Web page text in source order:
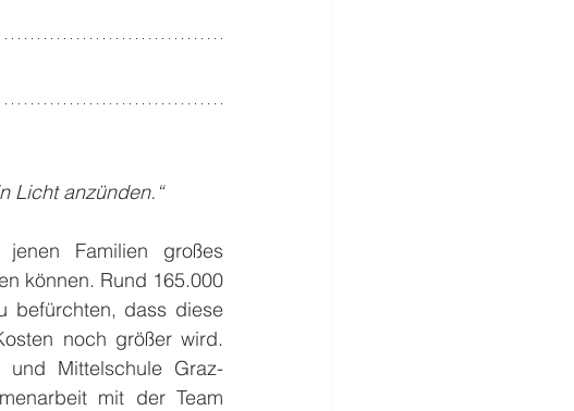
Licht anzünden.“
Familien großes
können. Rund 165.000
befürchten, dass diese
noch größer wird.
Mittelschule Graz-
mit der Team